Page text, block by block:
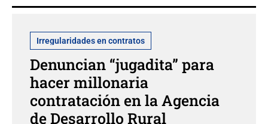
Irregularidades en contratos
Denuncian “jugadita” para
hacer millonaria
contratación en la Agencia
de Desarrollo Rural